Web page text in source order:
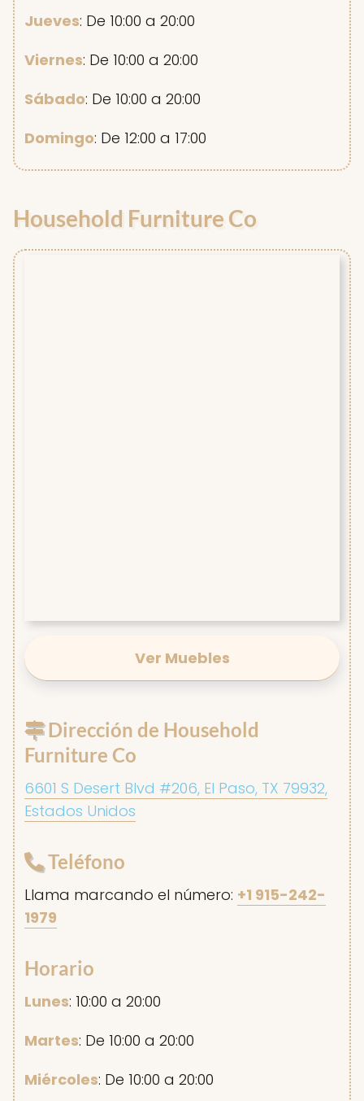
Jueves: De 10:00 a 20:00
Viernes: De 10:00 a 20:00
Sábado: De 10:00 a 20:00
Domingo: De 12:00 a 17:00
Household Furniture Co
Ver Muebles
Dirección de Household
Furniture Co
6601 S Desert Blvd #206, El Paso, TX 79932,
Estados Unidos
Teléfono
Llama marcando el número: +1 915-242-
1979
Horario
Lunes: 10:00 a 20:00
Martes: De 10:00 a 20:00
Miércoles: De 10:00 a 20:00